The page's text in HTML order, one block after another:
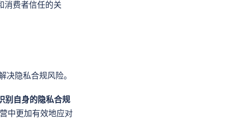
消费者信任的关
决隐私合规风险。
别自身的隐私合规
中更加有效地应对